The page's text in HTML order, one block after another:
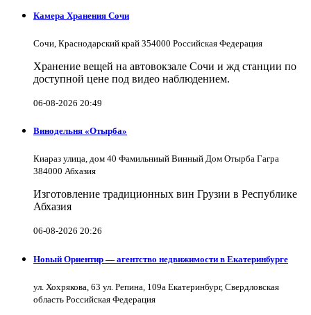
Камера Хранения Сочи
Сочи, Краснодарский край 354000 Российская Федерация
Хранение вещей на автовокзале Сочи и жд станции по
доступной цене под видео наблюдением.
06-08-2026 20:49
Винодельня «Отырба»
Киараз улица, дом 40 Фамильниый Винный Дом Отырба Гагра
384000 Абхазия
Изготовление традиционных вин Грузии в Республике
Абхазия
06-08-2026 20:26
Новый Ориентир — агентство недвижимости в Екатеринбурге
ул. Хохрякова, 63 ул. Репина, 109a Екатеринбург, Свердловская
область Российская Федерация